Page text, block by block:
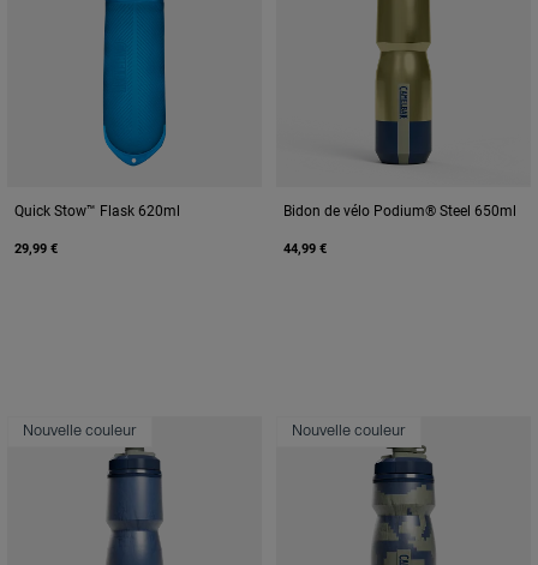
Quick Stow™ Flask 620ml
29,99 €
Bidon de vélo Podium® Steel 650ml
44,99 €
Nouvelle couleur Nouvelle couleur